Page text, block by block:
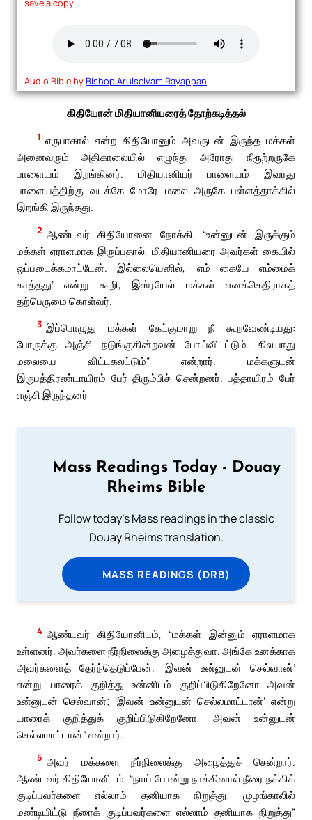
save a copy.
Audio Bible byBishop Arulselvam Rayappan.
கிதியோன் மிதியானியரைத் தோற்கடித்தல்
1 எருபாகால் என்ற கிதியோனும் அவருடன் இருந்த மக்கள்
அனைவரும் அதிகாலையில் எழுந்து அரோது நீரூற்றருகே
பாளையம் இறங்கினர். மிதியானியர் பாளையம் இவரது
பாளையத்திற்கு வடக்கே மோரே மலை அருகே பள்ளத்தாக்கில்
இறங்கி இருந்தது.
2 ஆண்டவர் கிதியோனை நோக்கி, “உன்னுடன் இருக்கும்
மக்கள் ஏராளமாக இருப்பதால், மிதியானியரை அவர்கள் கையில்
ஒப்படைக்கமாட்டேன். இல்லையெனில், ‘எம் கையே எம்மைக்
காத்தது’ என்று கூறி, இஸ்ரயேல் மக்கள் எனக்கெதிராகத்
தற்பெருமை கொள்வர்.
3 இப்பொழுது மக்கள் கேட்குமாறு நீ கூறவேண்டியது:
போருக்கு அஞ்சி நடுங்குகின்றவன் போய்விடட்டும். கிலயாது
மலையை விட்டகலட்டும்” என்றார். மக்களுடன்
இருபத்திரண்டாயிரம் பேர் திரும்பிச் சென்றனர். பத்தாயிரம் பேர்
எஞ்சி இருந்தனர்
Mass Readings Today - Douay
Rheims Bible
Follow today's Mass readings in the classic
Douay Rheims translation.
MASS READINGS (DRB)
4 ஆண்டவர் கிதியோனிடம், “மக்கள் இன்னும் ஏராளமாக
உள்ளனர். அவர்களை நீர்நிலைக்கு அழைத்துவா. அங்கே உனக்காக
அவர்களைத் தேர்ந்தெடுப்பேன். ‘இவன் உன்னுடன் செல்வான்’
என்று யாரைக் குறித்து உன்னிடம் குறிப்பிடுகிறேனோ அவன்
உன்னுடன் செல்வான்; ‘இவன் உன்னுடன் செல்லமாட்டான்’ என்று
யாரைக் குறித்துக் குறிப்பிடுகிறேனோ, அவன் உன்னுடன்
செல்லமாட்டான்” என்றார்.
5 அவர் மக்களை நீர்நிலைக்கு அழைத்துச் சென்றார்.
ஆண்டவர் கிதியோனிடம், “நாய் போன்று நாக்கினால் நீரை நக்கிக்
குடிப்பவர்களை எல்லாம் தனியாக நிறுத்து; முழங்காலில்
மண்டியிட்டு நீரைக் குடிப்பவர்களை எல்லாம் தனியாக நிறுத்து”